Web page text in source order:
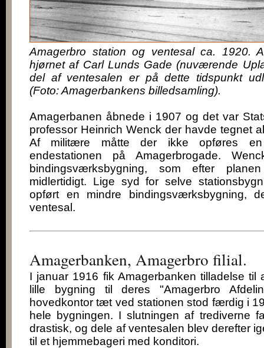
Amagerbro station og ventesal ca. 1920.
hjørnet af Carl Lunds Gade (nuværende
del af ventesalen er på dette tidspunkt
(Foto: Amagerbankens billedsamling).
Amagerbanen åbnede i 1907 og det var
professor Heinrich Wenck der havde tegnet
Af militære måtte der ikke opføres
endestationen på Amagerbrogade.
bindingsværksbygning, som efter
midlertidigt. Lige syd for selve
opført en mindre bindingsværksbygning,
ventesal.
Amagerbanken, Amagerbro filial.
I januar 1916 fik Amagerbanken tilladelse til
lille bygning til deres "Amagerbro
hovedkontor tæt ved stationen stod færdig i
hele bygningen. I slutningen af trediverne
drastisk, og dele af ventesalen blev derefter
til et hjemmebageri med konditori.